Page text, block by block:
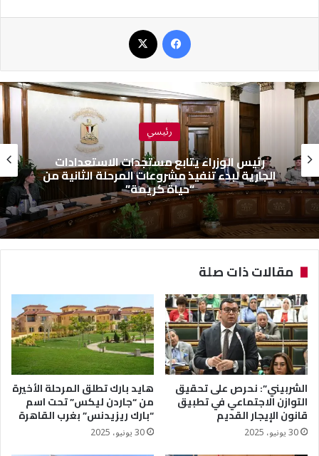
رئيسي
رئيس الوزراء يتابع مستجدات الاستعدادات
الجارية لبدء تنفيذ مشروعات المرحلة الثانية من
“حياة كريمة”
مقالات ذات صلة
الشربيني”: نحرص على تحقيق
التوازن الاجتماعي في تطبيق
قانون الإيجار القديم
30 يونيو، 2025
هايد بارك تطلق المرحلة الأخيرة
من “جاردن ليكس” تحت اسم
“بارك ريزيدنس” بغرب القاهرة
30 يونيو، 2025